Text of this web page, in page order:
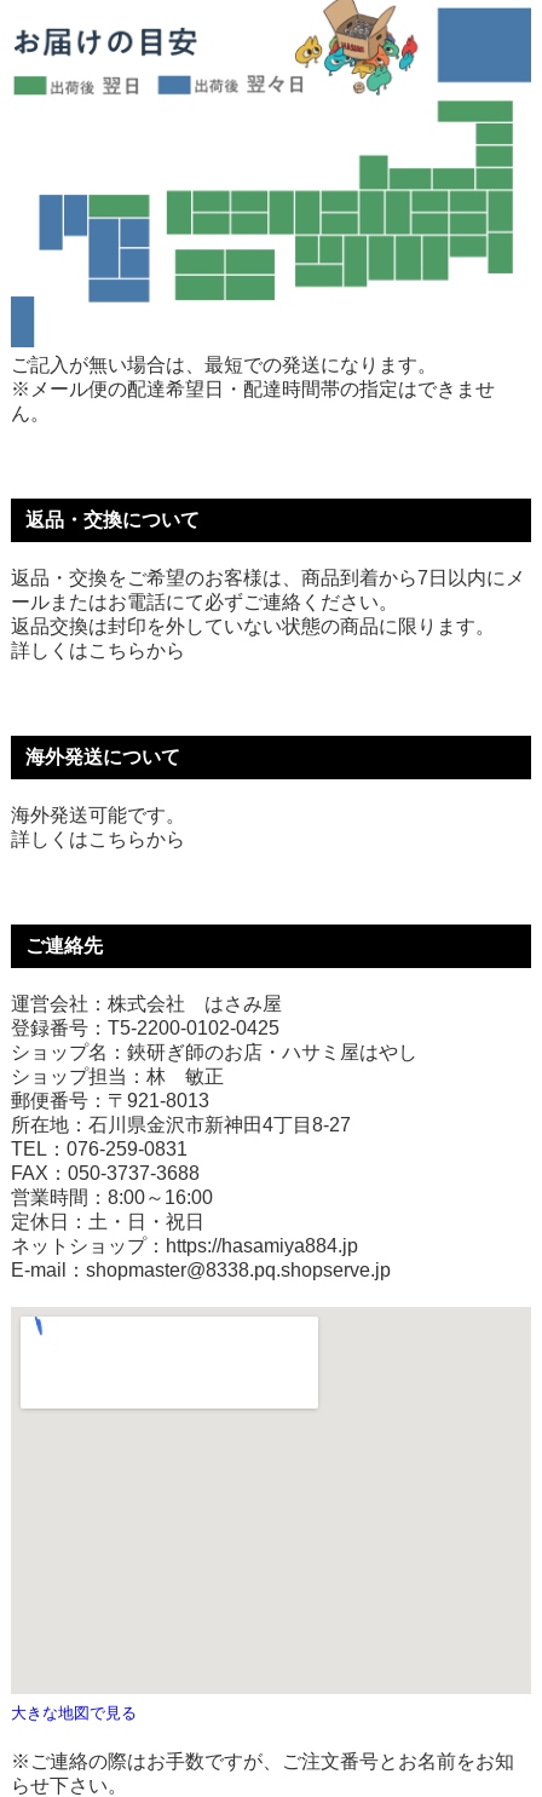
ご記入が無い場合は、最短での発送になります。
※メール便の配達希望日・配達時間帯の指定はできませ
ん。
返品・交換について
返品・交換をご希望のお客様は、商品到着から7日以内にメ
ールまたはお電話にて必ずご連絡ください。
返品交換は封印を外していない状態の商品に限ります。
詳しくはこちらから
海外発送について
海外発送可能です。
詳しくはこちらから
ご連絡先
運営会社：株式会社 はさみ屋
登録番号：T5-2200-0102-0425
ショップ名：鋏研ぎ師のお店・ハサミ屋はやし
ショップ担当：林 敏正
郵便番号：〒921-8013
所在地：石川県金沢市新神田4丁目8-27
TEL：076-259-0831
FAX：050-3737-3688
営業時間：8:00～16:00
定休日：土・日・祝日
ネットショップ： https://hasamiya884.jp
E-mail：shopmaster@8338.pq.shopserve.jp
大きな地図で見る
※ご連絡の際はお手数ですが、ご注文番号とお名前をお知
らせ下さい。